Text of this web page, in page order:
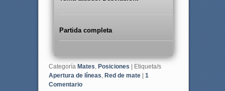
Partida completa
Categoría Mates, Posiciones
Etiqueta/s
Apertura de líneas, Red de mate
1
Comentario